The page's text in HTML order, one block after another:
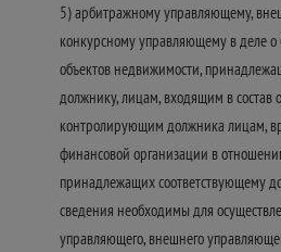
5) арбитражному управляющему,
конкурсному управляющему в деле о
объектов недвижимости,
должнику, лицам, входящим в состав
контролирующим должника лицам,
финансовой организации в
принадлежащих соответствующему
сведения необходимы для
управляющего, внешнего